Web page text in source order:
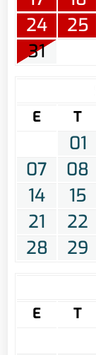
24
25
31
E T
01
07
08
14
15
21
22
28
29
E T